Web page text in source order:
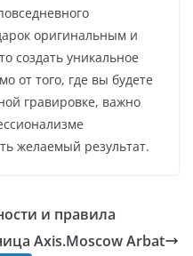
оригинальным и
создать уникальное
от того, где вы будете
гравировке, важно
желаемый результат.
и правила
Axis.Moscow Arbat